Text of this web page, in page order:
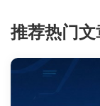
推荐热门文